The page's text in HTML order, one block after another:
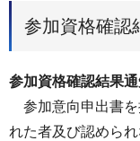
参加資格確認
参加資格確認結果
参加意向申出書を
れた者及び認めら